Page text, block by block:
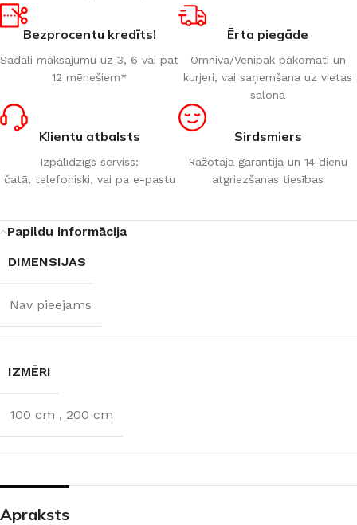
Bezprocentu kredīts!
Sadali maksājumu uz 3, 6 vai pat
12 mēnešiem*
Ērta piegāde
Omniva/Venipak pakomāti un
kurjeri, vai saņemšana uz vietas
salonā
Klientu atbalsts
Izpalīdzīgs serviss:
čatā, telefoniski, vai pa e-pastu
Sirdsmiers
Ražotāja garantija un 14 dienu
atgriezšanas tiesības
Papildu informācija
DIMENSIJAS
Nav pieejams
IZMĒRI
100 cm , 200 cm
Apraksts